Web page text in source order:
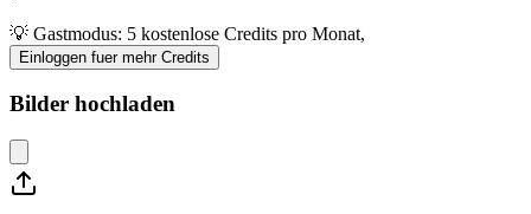
💡 Gastmodus: 5 kostenlose Credits pro Monat,
Einloggen fuer mehr Credits
Bilder hochladen